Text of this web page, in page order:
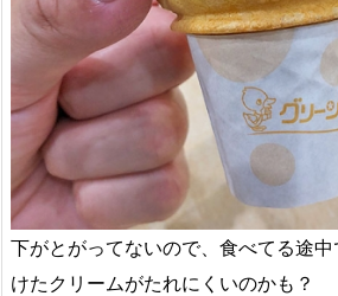
下がとがってないので、食べてる途
けたクリームがたれにくいのかも？